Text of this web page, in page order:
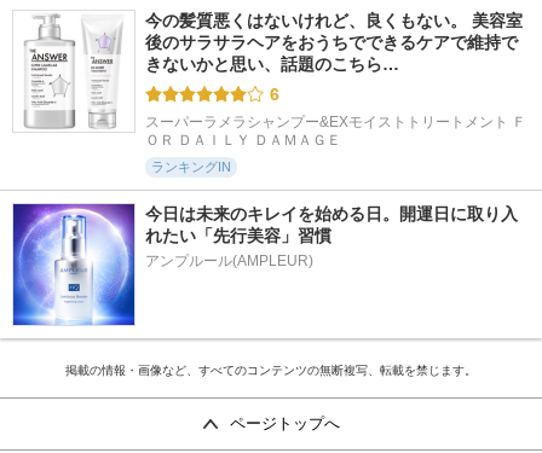
今の髪質悪くはないけれど、良くもない。 美容室
後のサラサラヘアをおうちでできるケアで維持で
きないかと思い、話題のこちら…
6
スーパーラメラシャンプー&EXモイストトリートメント Ｆ
ＯＲ ＤＡＩＬＹ ＤＡＭＡＧＥ
ランキングIN
今日は未来のキレイを始める日。開運日に取り入
れたい「先行美容」習慣
アンプルール(AMPLEUR)
掲載の情報・画像など、すべてのコンテンツの無断複写、転載を禁じます。
ページトップへ